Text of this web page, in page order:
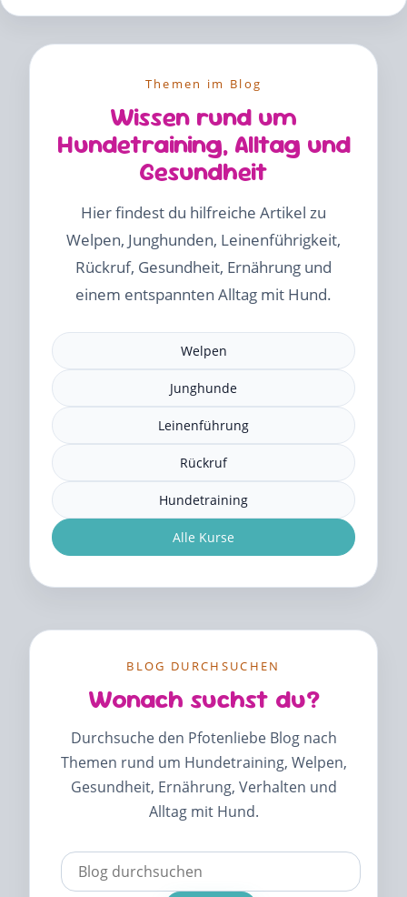
Themen im Blog
Wissen rund um
Hundetraining, Alltag und
Gesundheit
Hier findest du hilfreiche Artikel zu
Welpen, Junghunden, Leinenführigkeit,
Rückruf, Gesundheit, Ernährung und
einem entspannten Alltag mit Hund.
Welpen
Junghunde
Leinenführung
Rückruf
Hundetraining
Alle Kurse
BLOG DURCHSUCHEN
Wonach suchst du?
Durchsuche den Pfotenliebe Blog nach
Themen rund um Hundetraining, Welpen,
Gesundheit, Ernährung, Verhalten und
Alltag mit Hund.